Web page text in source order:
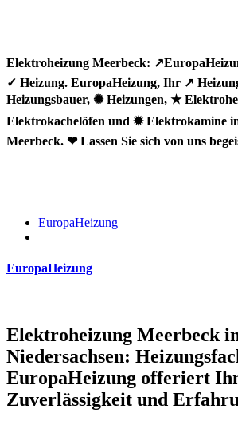
Elektroheizung Meerbeck:
✓ Heizung. EuropaHeizung, Ihr ↗️
Heizungsbauer, ✺ Heizungen, ★
Elektrokachelöfen und ✹ Elektrokamine
Meerbeck. ❤ Lassen Sie sich von uns
EuropaHeizung
EuropaHeizung
Elektroheizung Meerbeck
Niedersachsen:
EuropaHeizung offeriert
Zuverlässigkeit und